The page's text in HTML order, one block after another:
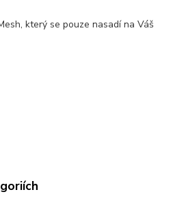
který se pouze nasadí na Váš